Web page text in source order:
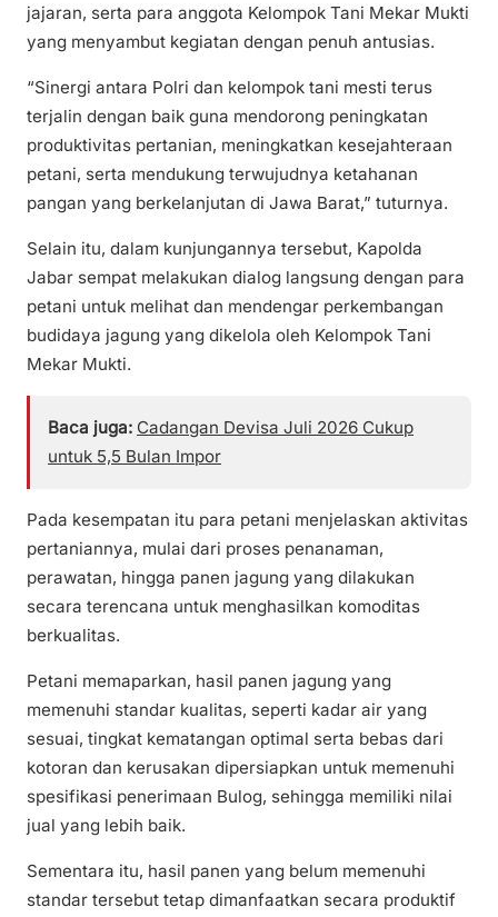
jajaran, serta para anggota Kelompok Tani Mekar Mukti
yang menyambut kegiatan dengan penuh antusias.
“Sinergi antara Polri dan kelompok tani mesti terus
terjalin dengan baik guna mendorong peningkatan
produktivitas pertanian, meningkatkan kesejahteraan
petani, serta mendukung terwujudnya ketahanan
pangan yang berkelanjutan di Jawa Barat,” tuturnya.
Selain itu, dalam kunjungannya tersebut, Kapolda
Jabar sempat melakukan dialog langsung dengan para
petani untuk melihat dan mendengar perkembangan
budidaya jagung yang dikelola oleh Kelompok Tani
Mekar Mukti.
Baca juga: Cadangan Devisa Juli 2026 Cukup
untuk 5,5 Bulan Impor
Pada kesempatan itu para petani menjelaskan aktivitas
pertaniannya, mulai dari proses penanaman,
perawatan, hingga panen jagung yang dilakukan
secara terencana untuk menghasilkan komoditas
berkualitas.
Petani memaparkan, hasil panen jagung yang
memenuhi standar kualitas, seperti kadar air yang
sesuai, tingkat kematangan optimal serta bebas dari
kotoran dan kerusakan dipersiapkan untuk memenuhi
spesifikasi penerimaan Bulog, sehingga memiliki nilai
jual yang lebih baik.
Sementara itu, hasil panen yang belum memenuhi
standar tersebut tetap dimanfaatkan secara produktif